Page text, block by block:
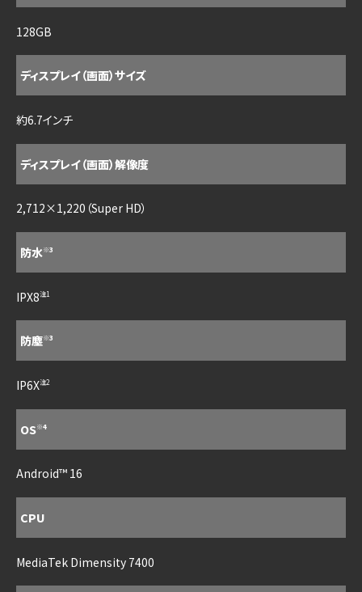
128GB
ディスプレイ（画面）サイズ
約6.7インチ
ディスプレイ（画面）解像度
2,712×1,220（Super HD）
防水※3
IPX8注1
防塵※3
IP6X注2
OS※4
Android™ 16
CPU
MediaTek Dimensity 7400